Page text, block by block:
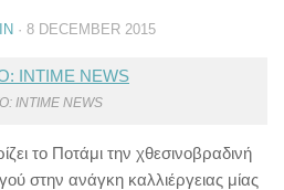
· 8 DECEMBER 2015
INTIME NEWS
το Ποτάμι την χθεσινοβραδινή
στην ανάγκη καλλιέργειας μίας